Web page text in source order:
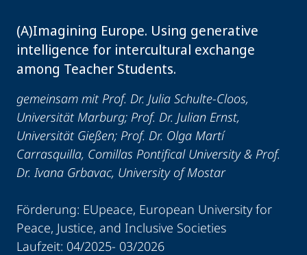
(A)Imagining Europe. Using generative
intelligence for intercultural exchange
among Teacher Students.
gemeinsam mit Prof. Dr. Julia Schulte-Cloos,
Universität Marburg; Prof. Dr. Julian Ernst,
Universität Gießen; Prof. Dr. Olga Martí
Carrasquilla, Comillas Pontifical University & Prof.
Dr. Ivana Grbavac, University of Mostar
Förderung: EUpeace, European University for
Peace, Justice, and Inclusive Societies
Laufzeit: 04/2025- 03/2026